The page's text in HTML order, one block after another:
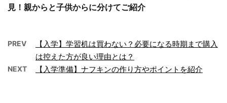
見！親からと子供からに分けてご紹介
PREV
【入学】学習机は買わない？必要になる時期まで購入
は控えた方が良い理由とは？
NEXT 【入学準備】ナフキンの作り方やポイントを紹介